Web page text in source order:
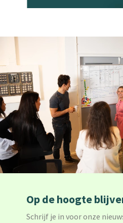
Op de hoogte
Schrijf je in voor onze